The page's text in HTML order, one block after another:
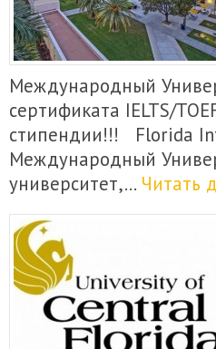
Международный
сертификата IELTS/
стипендии!!! Florida
Международный
университет,… Читать